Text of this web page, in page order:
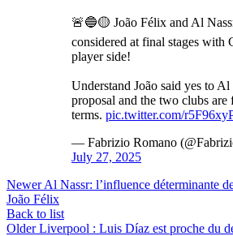
🚨🔵🟡 João Félix and Al
considered at final stages with
player side!
Understand João said yes to Al
proposal and the two clubs are
terms. pic.twitter.com/
— Fabrizio Romano
July 27, 2025
Newer Al Nassr: l’influence déterminante
João Félix
Back to list
Older Liverpool : Luis Díaz est proche du